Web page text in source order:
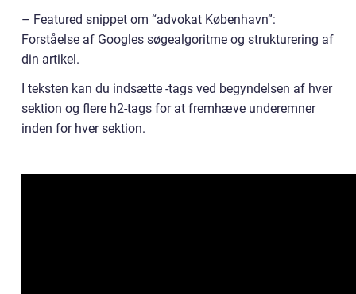
– Featured snippet om “advokat København”:
Forståelse af Googles søgealgoritme og strukturering af
din artikel.
I teksten kan du indsætte -tags ved begyndelsen af hver
sektion og flere h2-tags for at fremhæve underemner
inden for hver sektion.